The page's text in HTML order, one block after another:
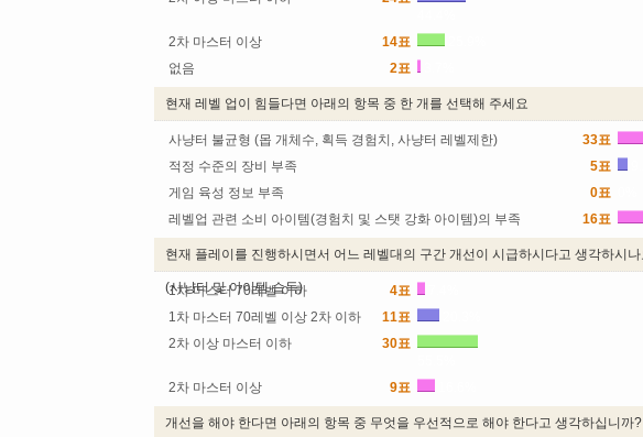
2차 마스터 이상
14표
없음
2표
현재 레벨 업이 힘들다면 아래의 항목 중 한 개를 선택해 주세요
사냥터 불균형 (몹 개체수, 획득 경험치, 사냥터 레벨제한) 33표
적정 수준의 장비 부족
5표
게임 육성 정보 부족
0표
레벨업 관련 소비 아이템(경험치 및 스탯 강화 아이템)의 부족
16표
현재 플레이를 진행하시면서 어느 레벨대의 구간 개선이 시급하시다고 생각하시
(사냥터 및 아이템 습득)
1차 마스터 70레벨 이하 4표
1차 마스터 70레벨 이상 2차 이하
11표
2차 이상 마스터 이하
30표
2차 마스터 이상
9표
개선을 해야 한다면 아래의 항목 중 무엇을 우선적으로 해야 한다고 생각하십니까?